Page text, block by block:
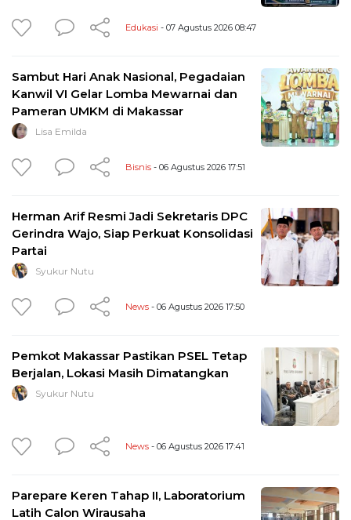
Edukasi - 07 Agustus 2026 08:47
Sambut Hari Anak Nasional, Pegadaian
Kanwil VI Gelar Lomba Mewarnai dan
Pameran UMKM di Makassar
Lisa Emilda
Bisnis - 06 Agustus 2026 17:51
Herman Arif Resmi Jadi Sekretaris DPC
Gerindra Wajo, Siap Perkuat Konsolidasi
Partai
Syukur Nutu
News - 06 Agustus 2026 17:50
Pemkot Makassar Pastikan PSEL Tetap
Berjalan, Lokasi Masih Dimatangkan
Syukur Nutu
News - 06 Agustus 2026 17:41
Parepare Keren Tahap II, Laboratorium
Latih Calon Wirausaha